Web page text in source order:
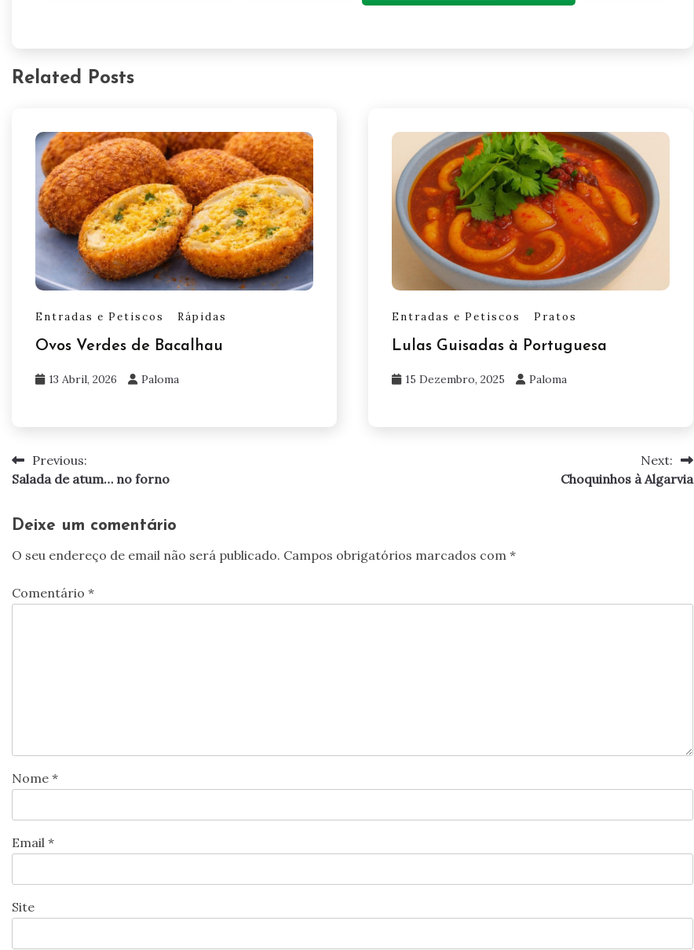
Related Posts
Entradas e Petiscos Rápidas
Ovos Verdes de Bacalhau
13 Abril, 2026 Paloma
Entradas e Petiscos Pratos
Lulas Guisadas à Portuguesa
15 Dezembro, 2025 Paloma
Navegação
artigos
Previous:
Salada de atum… no forno
Next:
Choquinhos à Algarvia
Deixe um comentário
O seu endereço de email não será publicado. Campos obrigatórios marcados com *
Comentário *
Nome *
Email *
Site